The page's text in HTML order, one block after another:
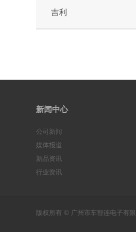
吉利
新闻中心
公司新闻
媒体报道
新品资讯
行业资讯
版权所有 © 广州市车智连电子有